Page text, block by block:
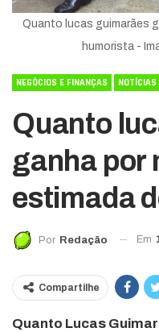
Quanto lucas guimarães
humorista -
NEGÓCIOS E FINANÇAS NOTÍCIAS
Quanto
ganha por
estimada
Por Redação Em
Compartilhe
Quanto Lucas